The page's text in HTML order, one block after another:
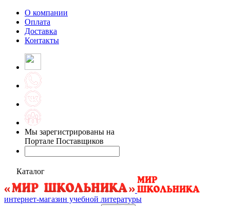
О компании
Оплата
Доставка
Контакты
Мы зарегистрированы на
Портале Поставщиков
Каталог
интернет-магазин учебной литературы